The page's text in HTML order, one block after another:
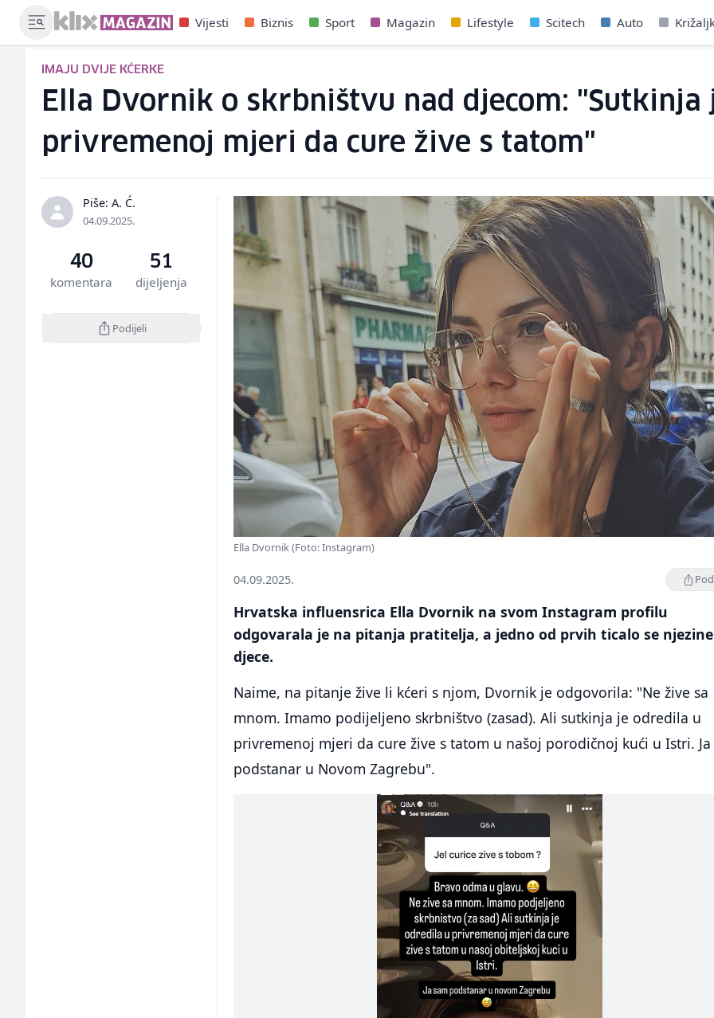
Vijesti Biznis Sport Magazin Lifestyle Scitech Auto
IMAJU DVIJE KĆERKE
Ella Dvornik o skrbništvu nad djecom: "Sutkinja
privremenoj mjeri da cure žive s tatom"
Piše: A. Ć.
04.09.2025.
40
komentara
51
dijeljenja
Podijeli
Ella Dvornik (Foto: Instagram)
04.09.2025.
Hrvatska influensrica Ella Dvornik na svom Instagram profilu
odgovarala je na pitanja pratitelja, a jedno od prvih ticalo se njezine
djece.
Naime, na pitanje žive li kćeri s njom, Dvornik je odgovorila: "Ne žive sa
mnom. Imamo podijeljeno skrbništvo (zasad). Ali sutkinja je odredila u
privremenoj mjeri da cure žive s tatom u našoj porodičnoj kući u Istri. Ja
podstanar u Novom Zagrebu".